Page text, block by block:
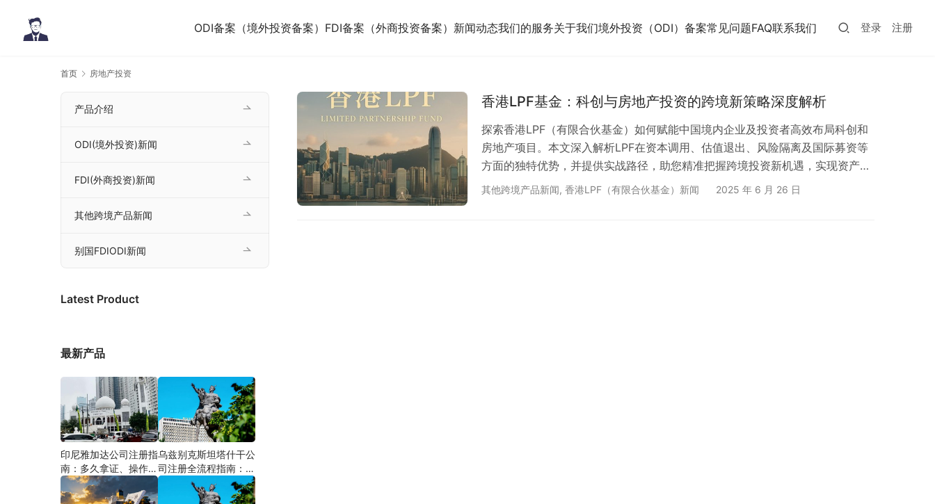
ODI备案（境外投资备案） FDI备案（外商投资备案） 新闻动态我们的服务关于我们境外投资（ODI）备案常见问题FAQ联系我们 登录 注册
首页 房地产投资
香港LPF基金：科创与房地产投资的跨境新策略深度解析
探索香港LPF（有限合伙基金）如何赋能中国境内企业及投资者高效布局科创和
房地产项目。本文深入解析LPF在资本调用、估值退出、风险隔离及国际募资等
方面的独特优势，并提供实战路径，助您精准把握跨境投资新机遇，实现资产增
值。
其他跨境产品新闻, 香港LPF（有限合伙基金）新闻 2025 年 6 月 26 日
产品介绍
ODI(境外投资)新闻
FDI(外商投资)新闻
其他跨境产品新闻
别国FDIODI新闻
Latest Product
最新产品
印尼雅加达公司注册指
南：多久拿证、操作流
程与股东新规（附材料
清单及成功案例与正规
乌兹别克斯坦塔什干公
司注册全流程指南：从
中国ODI备案到当地银
行开户（附材料清单及